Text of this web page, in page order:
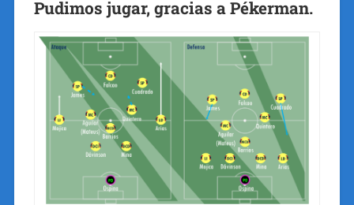
Pudimos jugar, gracias a Pékerman.